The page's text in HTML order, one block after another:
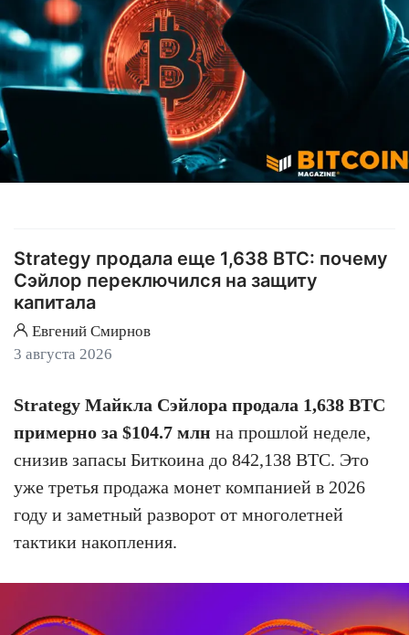
Strategy продала еще 1,638 BTC: почему
Сэйлор переключился на защиту
капитала
Евгений Смирнов
3 августа 2026
Strategy Майкла Сэйлора продала 1,638 BTC
примерно за $104.7 млн на прошлой неделе,
снизив запасы Биткоина до 842,138 BTC. Это
уже третья продажа монет компанией в 2026
году и заметный разворот от многолетней
тактики накопления.